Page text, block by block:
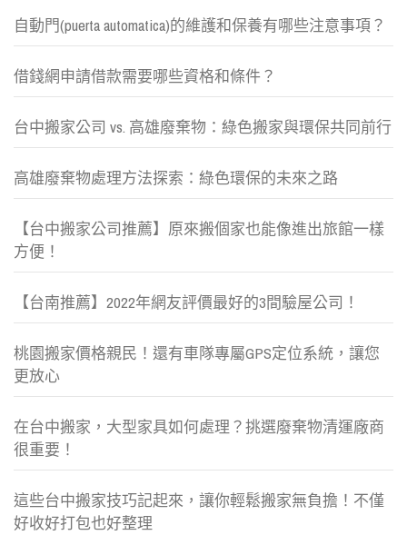
自動門(puerta automatica)的維護和保養有哪些注意事項？
借錢網申請借款需要哪些資格和條件？
台中搬家公司 vs. 高雄廢棄物：綠色搬家與環保共同前行
高雄廢棄物處理方法探索：綠色環保的未來之路
【台中搬家公司推薦】原來搬個家也能像進出旅館一樣
方便！
【台南推薦】2022年網友評價最好的3間驗屋公司！
桃園搬家價格親民！還有車隊專屬GPS定位系統，讓您
更放心
在台中搬家，大型家具如何處理？挑選廢棄物清運廠商
很重要！
這些台中搬家技巧記起來，讓你輕鬆搬家無負擔！不僅
好收好打包也好整理